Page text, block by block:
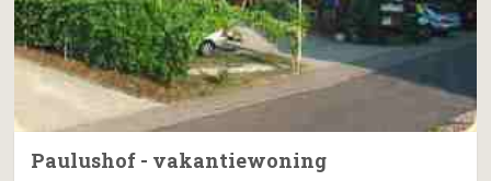
Paulushof - vakantiewoning